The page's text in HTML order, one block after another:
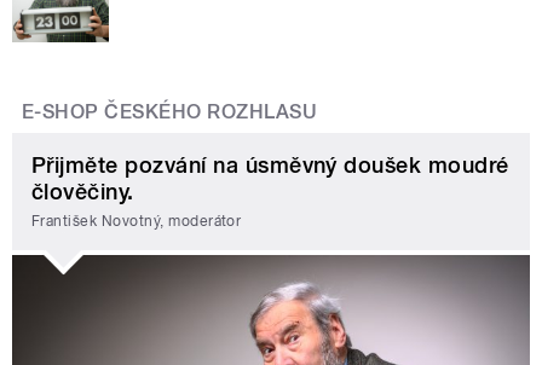
E-SHOP ČESKÉHO ROZHLASU
Přijměte pozvání na úsměvný doušek moudré
člověčiny.
František Novotný, moderátor